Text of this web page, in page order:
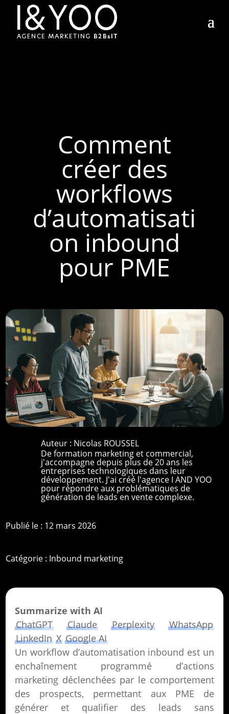
Comment
créer des
workflows
d’automatisati
on inbound
pour PME
Auteur : Nicolas ROUSSEL
De formation marketing et commercial,
j'accompagne depuis plus de 20 ans les
entreprises technologiques dans leur
développement. J'ai créé l'agence I AND YOO
pour répondre aux problématiques de
génération de leads en vente complexe.
Publié le : 12 mars 2026
Catégorie : Inbound marketing
Summarize with AI
ChatGPT
Claude Perplexity
WhatsApp
LinkedIn X Google AI
Un workflow d’automatisation inbound est un
enchaînement programmé d’actions
marketing déclenchées par le comportement
des prospects, permettant aux PME de
générer et qualifier des leads sans